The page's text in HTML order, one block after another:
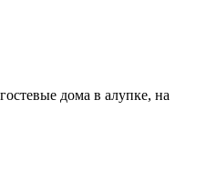
дома в алупке, на